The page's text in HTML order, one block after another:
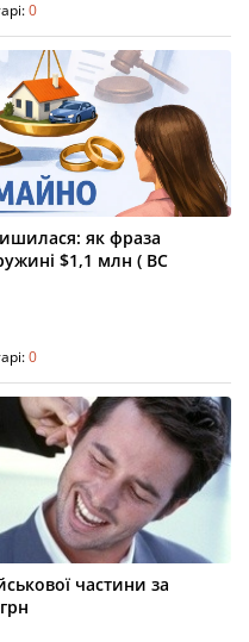
0
як фраза
$1,1 млн ( ВС
0
частини за